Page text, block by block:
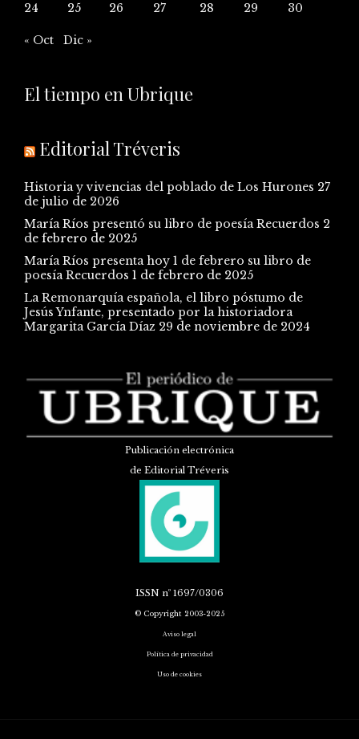
24
25 26 27 28 29 30
« Oct Dic »
El tiempo en Ubrique
Editorial Tréveris
Historia y vivencias del poblado de Los Hurones 27
de julio de 2026
María Ríos presentó su libro de poesía Recuerdos 2
de febrero de 2025
María Ríos presenta hoy 1 de febrero su libro de
poesía Recuerdos 1 de febrero de 2025
La Remonarquía española, el libro póstumo de
Jesús Ynfante, presentado por la historiadora
Margarita García Díaz 29 de noviembre de 2024
Publicación electrónica
de Editorial Tréveris
ISSN nº 1697/0306
© Copyright 2003-2025
Aviso legal
Política de privacidad
Uso de cookies